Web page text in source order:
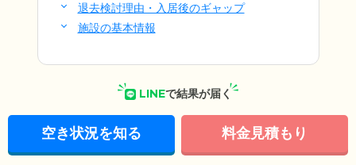
退去検討理由・入居後のギャップ
施設の基本情報
LINEで結果が届く
空き状況を知る 料金見積もり